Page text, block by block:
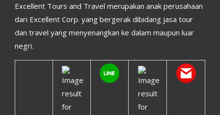
Excellent Tours and Travel merupakan anak perusahaan
dari Excellent Corp. yang bergerak dibidang jasa tour
dan travel yang menyenangkan ke dalam maupun luar
negri.